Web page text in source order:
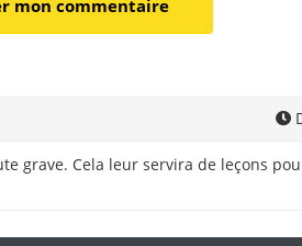
grave. Cela leur servira de leçons